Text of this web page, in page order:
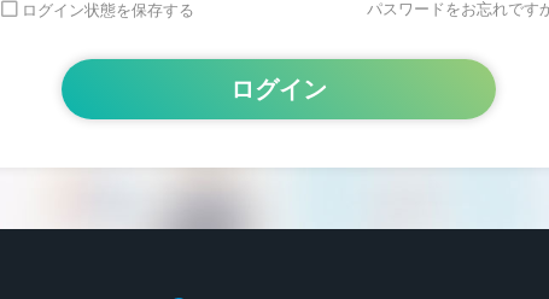
ログイン状態を保存する パスワードをお忘れです